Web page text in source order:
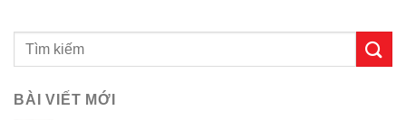
BÀI VIẾT MỚI